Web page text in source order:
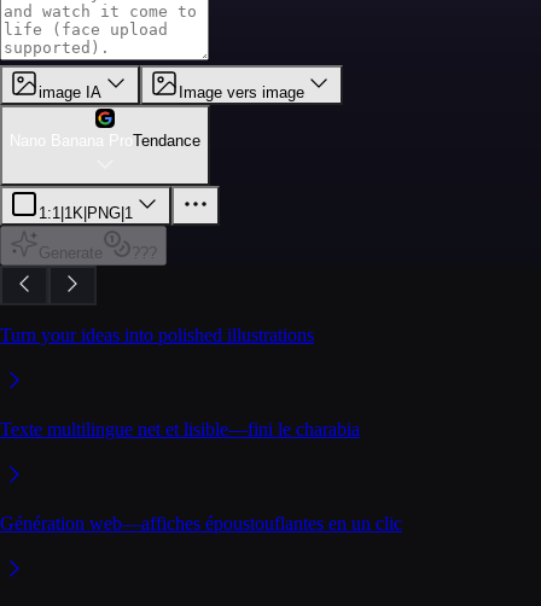
image IA Image vers image
Nano Banana Pro Tendance
1:1 1K PNG 1
Generate ???
Turn your ideas into polished illustrations
Texte multilingue net et lisible—fini le charabia
Génération web—affiches époustouflantes en un clic